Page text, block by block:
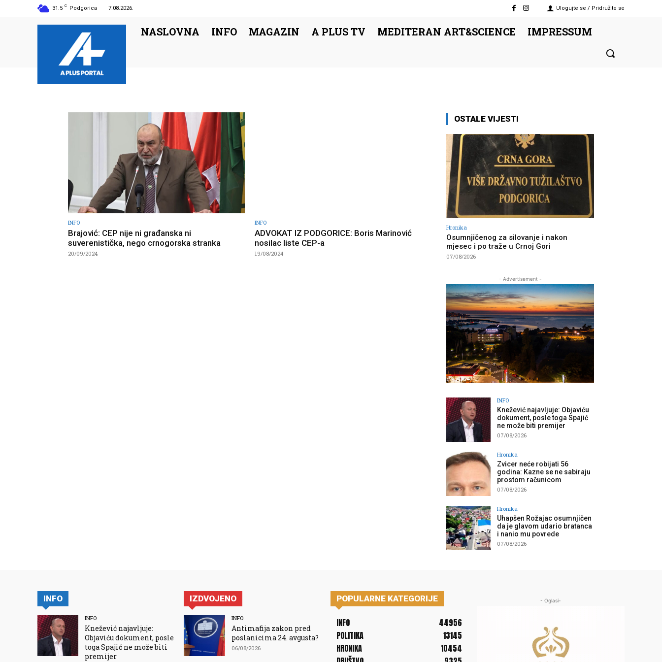
31.5 C Podgorica 7.08.2026. Ulogujte se / Pridružite se
NASLOVNA INFO MAGAZIN A PLUS TV MEDITERAN ART&SCIENCE IMPRESSUM
INFO
Brajović: CEP nije ni građanska ni
suverenistička, nego crnogorska stranka
20/09/2024
INFO
ADVOKAT IZ PODGORICE: Boris Marinović
nosilac liste CEP-a
19/08/2024
OSTALE VIJESTI
Hronika
Osumnjičenog za silovanje i nakon
mjesec i po traže u Crnoj Gori
07/08/2026
- Advertisement -
INFO
Knežević najavljuje: Objaviću
dokument, posle toga Spajić
ne može biti premijer
07/08/2026
Hronika
Zvicer neće robijati 56
godina: Kazne se ne sabiraju
prostom računicom
07/08/2026
Hronika
Uhapšen Rožajac osumnjičen
da je glavom udario bratanca
i nanio mu povrede
07/08/2026
INFO
INFO
Knežević najavljuje:
Objaviću dokument, posle
toga Spajić ne može biti
premijer
IZDVOJENO
INFO
Antimafija zakon pred
poslanicima 24. avgusta?
06/08/2026
POPULARNE KATEGORIJE
INFO
44956
POLITIKA
13145
HRONIKA
10454
- Oglasi-